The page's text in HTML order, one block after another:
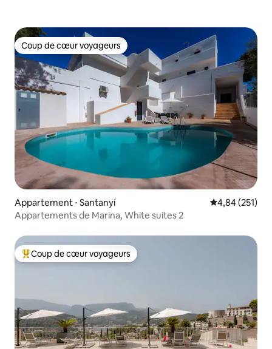
Coup de cœur voyageurs
Coup de cœur voyageurs
Appartement ⋅ Santanyí Évaluation
4,84 (251)
Appartements de Marina, White suites 2
Coups de cœur voyageurs les plus appréciés
Coup de cœur voyageurs